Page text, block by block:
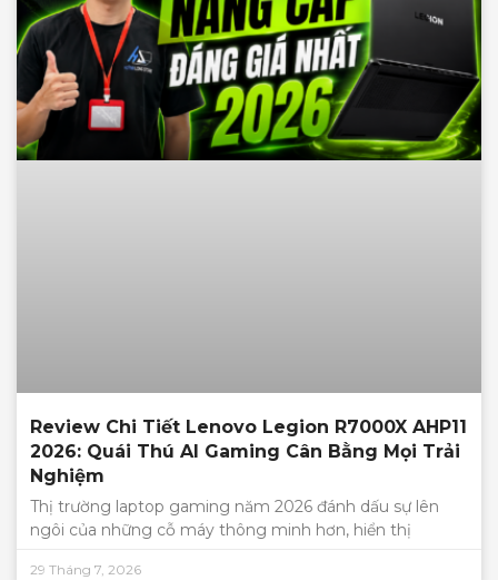
Review Chi Tiết Lenovo Legion R7000X AHP11
2026: Quái Thú AI Gaming Cân Bằng Mọi Trải
Nghiệm
Thị trường laptop gaming năm 2026 đánh dấu sự lên
ngôi của những cỗ máy thông minh hơn, hiển thị
29 Tháng 7, 2026